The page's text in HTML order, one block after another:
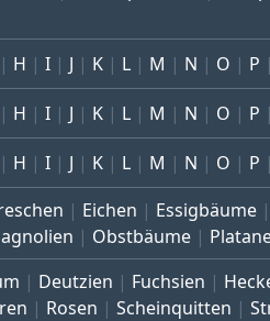
H I J K L M N O P
H I J K L M N O P
H I J K L M N O P
Eichen Essigbäume
Obstbäume
Deutzien Fuchsien
Rosen Scheinquitten